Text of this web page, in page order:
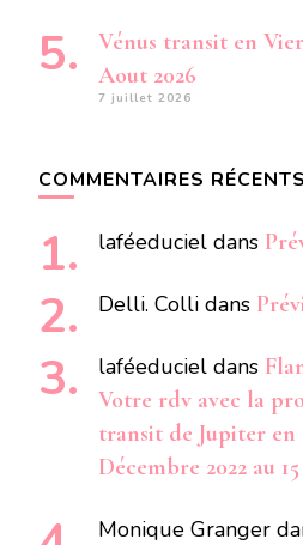
Vénus transit en
Aout 2026
7 juillet 2026
COMMENTAIRES RÉCENTS
laféeduciel dans
Delli. Colli dans
laféeduciel dans
Votre rdv avec la
transit de Jupiter en
Décembre 2022 au
Monique Granger